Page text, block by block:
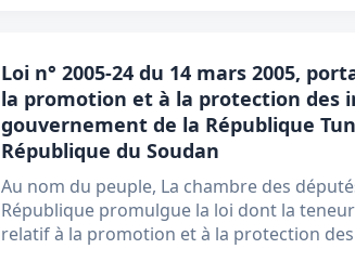
Loi n° 2005-24 du 14 mars 2005,
la promotion et à la protection des
gouvernement de la République
République du Soudan
Au nom du peuple, La chambre des
République promulgue la loi dont la
relatif à la promotion et à la protection